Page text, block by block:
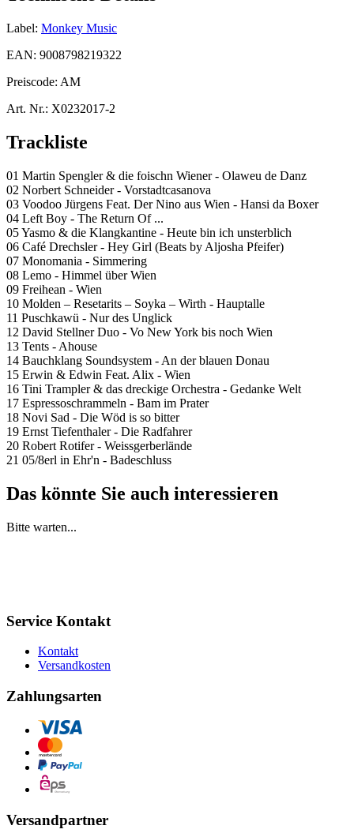
Label: Monkey Music
EAN: 9008798219322
Preiscode: AM
Art. Nr.: X0232017-2
Trackliste
01 Martin Spengler & die foischn Wiener - Olaweu de Danz
02 Norbert Schneider - Vorstadtcasanova
03 Voodoo Jürgens Feat. Der Nino aus Wien - Hansi da Boxer
04 Left Boy - The Return Of ...
05 Yasmo & die Klangkantine - Heute bin ich unsterblich
06 Café Drechsler - Hey Girl (Beats by Aljosha Pfeifer)
07 Monomania - Simmering
08 Lemo - Himmel über Wien
09 Freihean - Wien
10 Molden – Resetarits – Soyka – Wirth - Hauptalle
11 Puschkawü - Nur des Unglick
12 David Stellner Duo - Vo New York bis noch Wien
13 Tents - Ahouse
14 Bauchklang Soundsystem - An der blauen Donau
15 Erwin & Edwin Feat. Alix - Wien
16 Tini Trampler & das dreckige Orchestra - Gedanke Welt
17 Espressoschrammeln - Bam im Prater
18 Novi Sad - Die Wöd is so bitter
19 Ernst Tiefenthaler - Die Radfahrer
20 Robert Rotifer - Weissgerberlände
21 05/8erl in Ehr'n - Badeschluss
Das könnte Sie auch interessieren
Bitte warten...
Service Kontakt
Kontakt
Versandkosten
Zahlungsarten
Versandpartner